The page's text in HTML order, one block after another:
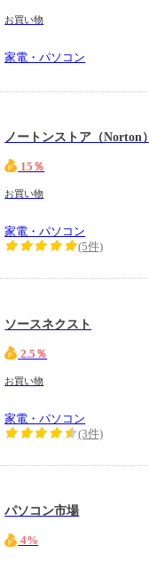
お買い物
家電・パソコン
ノートンストア（Norton）
15％
お買い物
家電・パソコン
(5件)
ソースネクスト
2.5％
お買い物
家電・パソコン
(3件)
パソコン市場
4%